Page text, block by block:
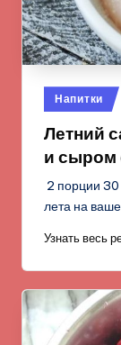
Опубликовано
в
Напитки
Летний
и сыром
2 порции
лета на
Узнать весь